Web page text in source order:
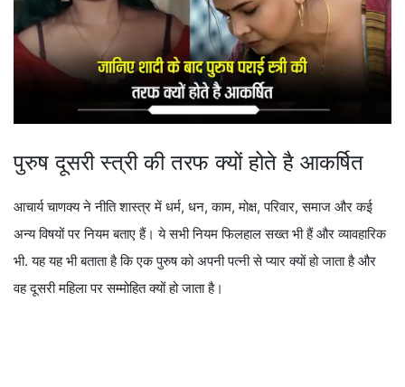
पुरुष दूसरी स्त्री की तरफ क्यों होते है आकर्षित
आचार्य चाणक्य ने नीति शास्त्र में धर्म, धन, काम, मोक्ष, परिवार, समाज और कई
अन्य विषयों पर नियम बताए हैं। ये सभी नियम फिलहाल सख्त भी हैं और व्यावहारिक
भी. यह यह भी बताता है कि एक पुरुष को अपनी पत्नी से प्यार क्यों हो जाता है और
वह दूसरी महिला पर सम्मोहित क्यों हो जाता है।